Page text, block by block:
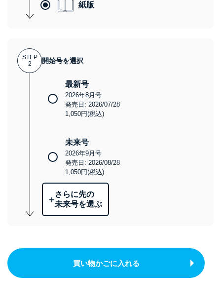
紙版
STEP
2
開始号を選択
最新号
2026年8月号
発売日: 2026/07/28
1,050円(税込)
未来号
2026年9月号
発売日: 2026/08/28
1,050円(税込)
+さらに先の
未来号を選ぶ
買い物かごに入れる